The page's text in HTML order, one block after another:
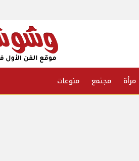
مرأة مجتمع منوعات